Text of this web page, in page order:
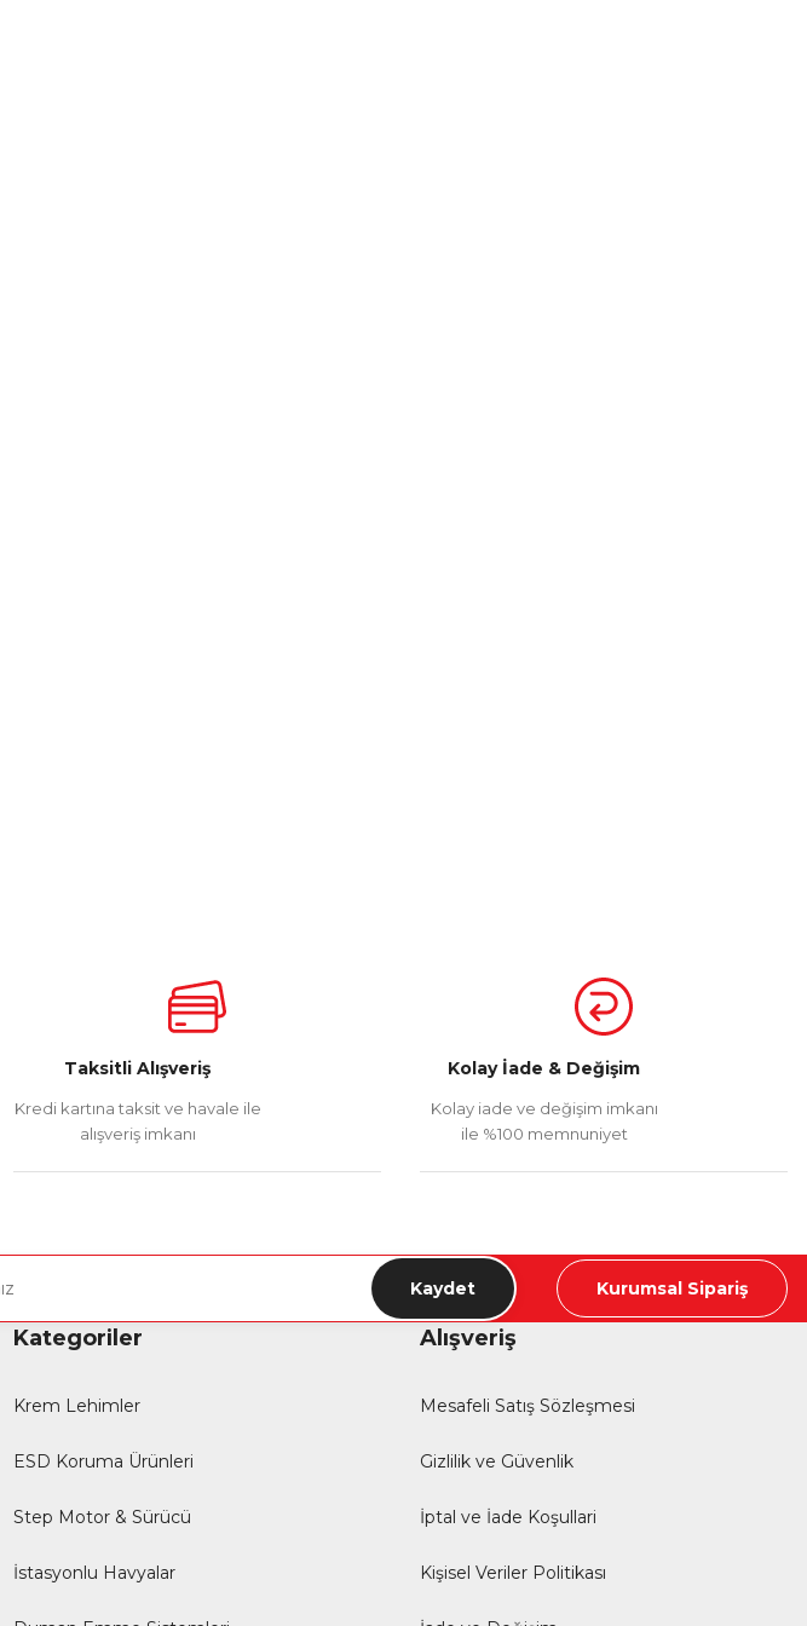
Taksitli Alışveriş
Kredi kartına taksit ve havale ile
alışveriş imkanı
Kolay İade & Değişim
Kolay iade ve değişim imkanı
ile %100 memnuniyet
Kaydet Kurumsal Sipariş
Kategoriler
Krem Lehimler
ESD Koruma Ürünleri
Step Motor & Sürücü
İstasyonlu Havyalar
Alışveriş
Mesafeli Satış Sözleşmesi
Gizlilik ve Güvenlik
İptal ve İade Koşullari
Kişisel Veriler Politikası